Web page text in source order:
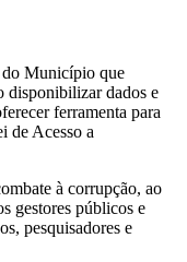
do Município que
disponibilizar dados e
ferramenta para
de Acesso a
à corrupção, ao
gestores públicos e
pesquisadores e